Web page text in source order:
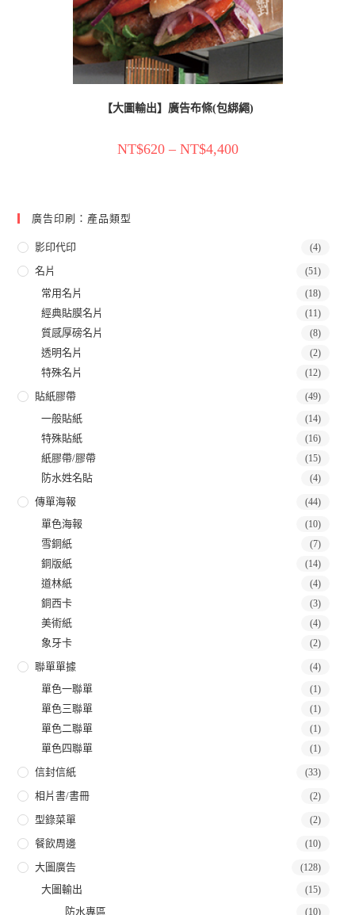
【大圖輸出】廣告布條(包綁繩)
NT$620– NT$4,400
廣告印刷：產品類型
影印代印 (4)
名片 (51)
常用名片 (18)
經典貼膜名片 (11)
質感厚磅名片 (8)
透明名片 (2)
特殊名片 (12)
貼紙膠帶 (49)
一般貼紙 (14)
特殊貼紙 (16)
紙膠帶/膠帶 (15)
防水姓名貼 (4)
傳單海報 (44)
單色海報 (10)
雪銅紙 (7)
銅版紙 (14)
道林紙 (4)
銅西卡 (3)
美術紙 (4)
象牙卡 (2)
聯單單據 (4)
單色一聯單 (1)
單色三聯單 (1)
單色二聯單 (1)
單色四聯單 (1)
信封信紙 (33)
相片書/書冊 (2)
型錄菜單 (2)
餐飲周邊 (10)
大圖廣告 (128)
大圖輸出 (15)
防水專區 (10)